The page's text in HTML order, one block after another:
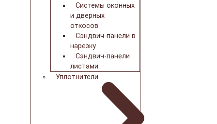
Системы оконных
и дверных
откосов
Сэндвич-панели в
нарезку
Сэндвич-панели
листами
Уплотнители